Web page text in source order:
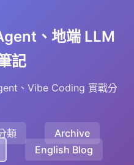
、地端 LLM
記
、Vibe Coding 實戰分
類
Archive
English Blog